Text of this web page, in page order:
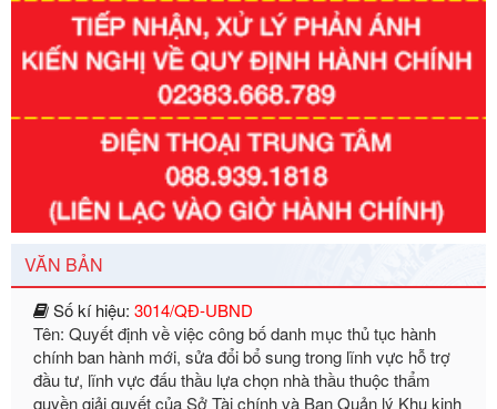
VĂN BẢN
Số kí hiệu:351/2025/NĐ-CP
Tên: Nghị định số 351/2025/NĐ-CP của Chính phủ: Quy
định chuẩn nghèo đa chiều quốc gia giai đoạn 2026 - 2030
Ngày ban hành: 29/12/2026
Số kí hiệu:
Tên: Quyết định về việc công bố danh mục thủ tục hành
đầu tư, lĩnh vực đấu thầu lựa chọn nhà thầu thuộc thẩm
quyền giải quyết của Sở Tài chính và Ban Quản lý Khu kinh
tế Đông Nam Nghệ An
Ngày ban hành: 23/09/2026